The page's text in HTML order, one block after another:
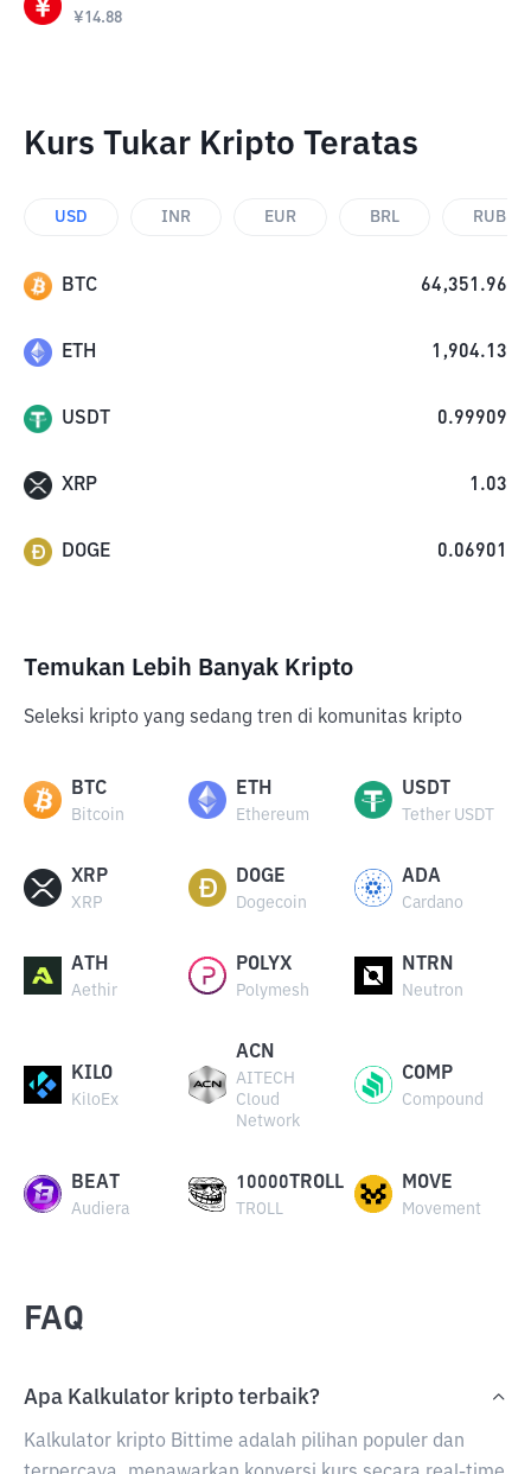
¥14.88
Kurs Tukar Kripto Teratas
USD INR EUR BRL RUB
BTC 64,351.96
ETH 1,904.13
USDT 0.99909
XRP 1.03
DOGE 0.06901
Temukan Lebih Banyak Kripto
Seleksi kripto yang sedang tren di komunitas kripto
BTC
Bitcoin
ETH
Ethereum
USDT
Tether USDT
XRP
XRP
DOGE
Dogecoin
ADA
Cardano
ATH
Aethir
POLYX
Polymesh
NTRN
Neutron
KILO
KiloEx
ACN
AITECH
Cloud
Network
COMP
Compound
BEAT
Audiera
10000TROLL
TROLL
MOVE
Movement
FAQ
Apa Kalkulator kripto terbaik?
Kalkulator kripto Bittime adalah pilihan populer dan